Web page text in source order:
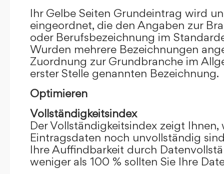
Ihr Gelbe Seiten Grundeintrag wird
eingeordnet, die den Angaben zur
oder Berufsbezeichnung im
Wurden mehrere Bezeichnungen
Zuordnung zur Grundbranche im
erster Stelle genannten Bezeichnung.
Optimieren
Vollständigkeitsindex
Der Vollständigkeitsindex zeigt
Eintragsdaten noch unvollständig
Ihre Auffindbarkeit durch
weniger als 100 % sollten Sie Ihre